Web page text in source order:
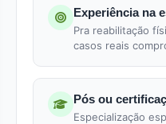
Experiência na
Pra reabilitação
casos reais
Pós ou
Especialização